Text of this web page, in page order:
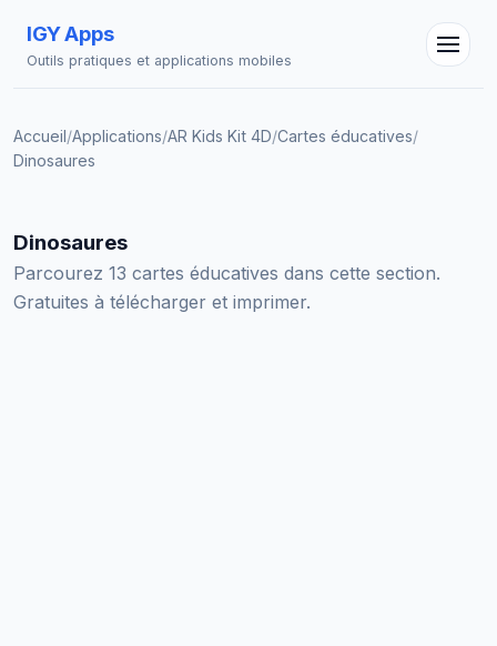
IGY Apps
Outils pratiques et applications mobiles
Accueil/Applications/AR Kids Kit 4D/Cartes éducatives/
Dinosaures
Dinosaures
Parcourez 13 cartes éducatives dans cette section.
Gratuites à télécharger et imprimer.